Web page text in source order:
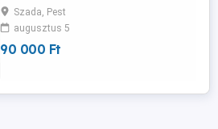
nézegetve... 75 éves úr tulajdona.
Repedezett kissé a könyöke, a talpa és a
térde, de teljes mértékben használható
lehet. Bemutatókra, legénybúcsú, vagy
Szada, Pest
augusztus 5
90 000 Ft